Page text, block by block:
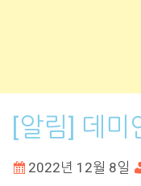
[알림] 데미
2022년 12월 8일